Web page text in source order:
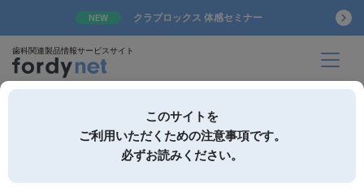
NEW クラプロックス 体感セミナー
歯科関連製品情報サービスサイト
このサイトを
ご利用いただくための注意事項です。
必ずお読みください。